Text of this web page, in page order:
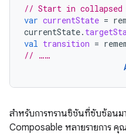
// Start in collapsed
var currentState =
currentState.
val transition =
// ……
สำหรับการทรานซิชันที่ซับซ้อน
Composable หลายรายการ คุ